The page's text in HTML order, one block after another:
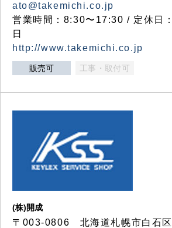
ato@takemichi.co.jp
営業時間：8:30〜17:30 / 定休日
日
http://www.takemichi.co.jp
販売可 工事・取付可
(株)開成
〒003-0806 北海道札幌市白石区